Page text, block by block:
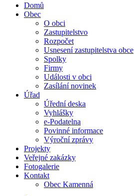
Domů
Obec
O obci
Zastupitelstvo
Rozpočet
Usnesení zastupitelstva obce
Spolky
Firmy
Události v obci
Zasílání novinek
Úřad
Úřední deska
Vyhlášky
e-Podatelna
Povinné informace
Výroční zprávy
Projekty
Veřejné zakázky
Fotogalerie
Kontakt
Obec Kamenná